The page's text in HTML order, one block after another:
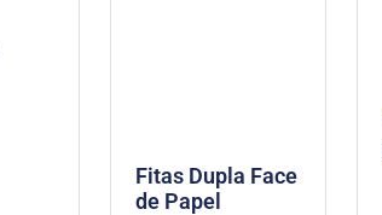
Fitas Dupla Face
de Papel